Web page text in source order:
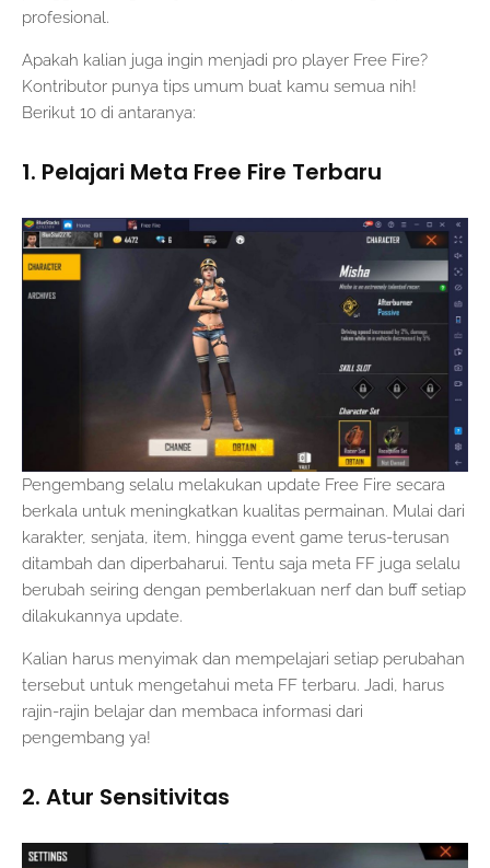
profesional.
Apakah kalian juga ingin menjadi pro player Free Fire?
Kontributor punya tips umum buat kamu semua nih!
Berikut 10 di antaranya:
1. Pelajari Meta Free Fire Terbaru
Pengembang selalu melakukan update Free Fire secara
berkala untuk meningkatkan kualitas permainan. Mulai dari
karakter, senjata, item, hingga event game terus-terusan
ditambah dan diperbaharui. Tentu saja meta FF juga selalu
berubah seiring dengan pemberlakuan nerf dan buff setiap
dilakukannya update.
Kalian harus menyimak dan mempelajari setiap perubahan
tersebut untuk mengetahui meta FF terbaru. Jadi, harus
rajin-rajin belajar dan membaca informasi dari
pengembang ya!
2. Atur Sensitivitas